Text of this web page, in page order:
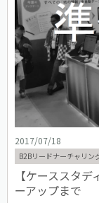
2017/07/18
B2Bリードナーチャリン
【ケーススタ
ーアップまで